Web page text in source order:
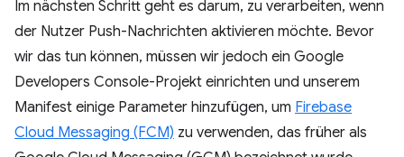
Im nächsten Schritt geht es darum, zu verarbeiten, wenn
der Nutzer Push-Nachrichten aktivieren möchte. Bevor
wir das tun können, müssen wir jedoch ein Google
Developers Console-Projekt einrichten und unserem
Manifest einige Parameter hinzufügen, um Firebase
Cloud Messaging (FCM) zu verwenden, das früher als